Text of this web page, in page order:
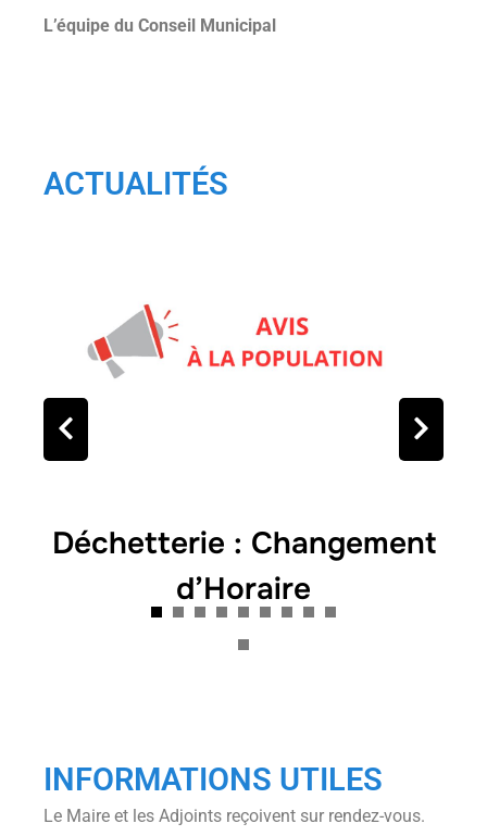
L’équipe du Conseil Municipal
ACTUALITÉS
Déchetterie : Changement
d’Horaire
RESTRICTIONS USAGE DE
L’EAU
INFORMATIONS UTILES
Le Maire et les Adjoints reçoivent sur rendez-vous.